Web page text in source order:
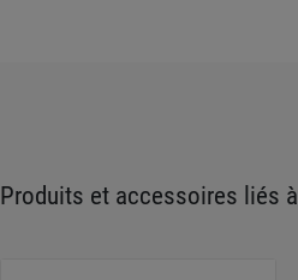
Produits et accessoires liés